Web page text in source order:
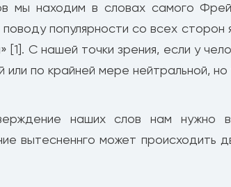
мы находим в словах самого
популярности со всех
С нашей точки зрения, если у
по крайней мере нейтральной, но
наших слов нам
вытесненнго может происходить